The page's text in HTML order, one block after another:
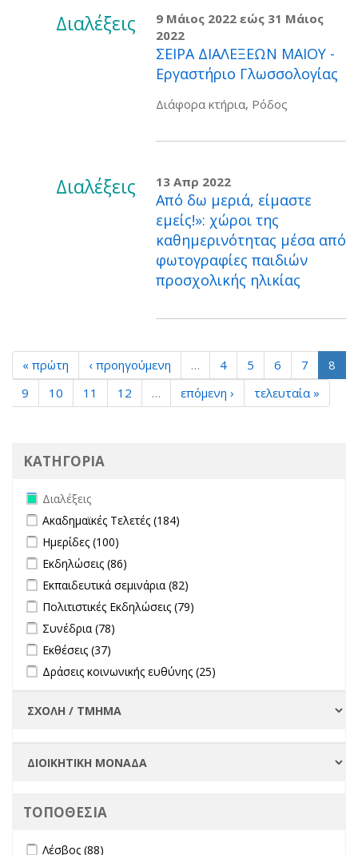
Διαλέξεις 9 Μάιος 2022 εώς 31 Μάιος
2022
ΣΕΙΡΑ ΔΙΑΛΕΞΕΩΝ ΜΑΙΟΥ -
Εργαστήριο Γλωσσολογίας
Διάφορα κτήρια, Ρόδος
Διαλέξεις 13 Απρ 2022
Από δω μεριά, είμαστε
εμείς!»: χώροι της
καθημερινότητας μέσα από
φωτογραφίες παιδιών
προσχολικής ηλικίας
« πρώτη ‹ προηγούμενη … 4 5 6 7
8
9
10 11 12 … επόμενη › τελευταία »
ΚΑΤΗΓΟΡΙΑ
Remove Διαλέξεις filter
Διαλέξεις
Apply Ακαδημαϊκές Τελετές filter
Ακαδημαϊκές Τελετές (184)
Apply Ημερίδες filter
Ημερίδες (100)
Apply Εκδηλώσεις filter
Εκδηλώσεις (86)
Apply Εκπαιδευτικά σεμινάρια filter
Εκπαιδευτικά σεμινάρια (82)
Apply Πολιτιστικές Εκδηλώσεις filter
Πολιτιστικές Εκδηλώσεις (79)
Apply Συνέδρια filter
Συνέδρια (78)
Apply Εκθέσεις filter
Εκθέσεις (37)
Apply Δράσεις κοινωνικής ευθύνης filter
Δράσεις κοινωνικής ευθύνης (25)
ΤΟΠΟΘΕΣΙΑ
Apply Λέσβος filter
Λέσβος (88)